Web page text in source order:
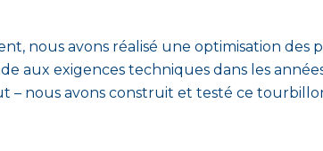
nous avons réalisé une optimisation des
aux exigences techniques dans les
– nous avons construit et testé ce